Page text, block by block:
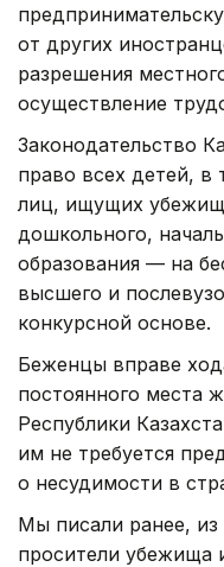
от других
разрешения
осуществление
Законодательство
право всех детей, в
лиц, ищущих
дошкольного,
образования — на
высшего и
конкурсной основе.
Беженцы вправе
постоянного места
Республики
им не требуется
о несудимости в
Мы писали ранее, из
просители убежища